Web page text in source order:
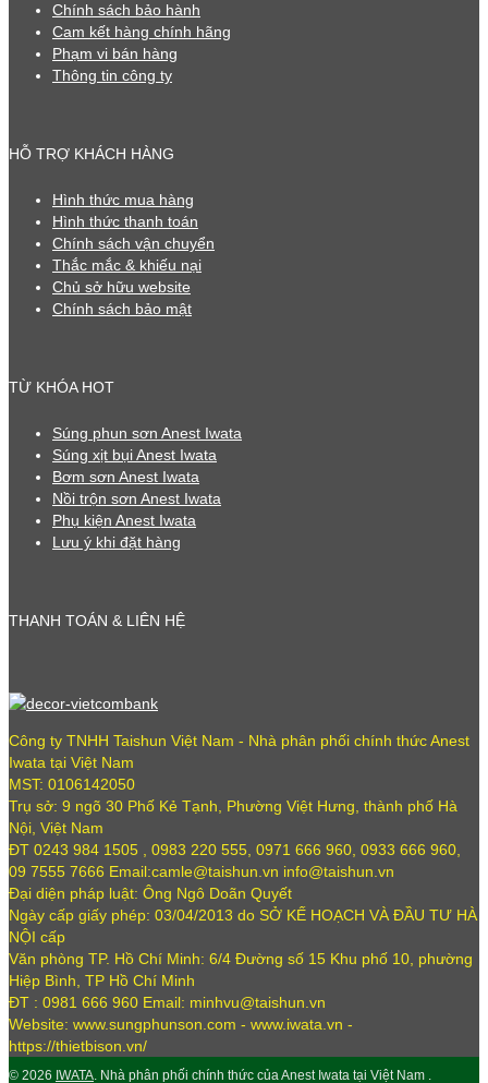
Chính sách bảo hành
Cam kết hàng chính hãng
Phạm vi bán hàng
Thông tin công ty
HỖ TRỢ KHÁCH HÀNG
Hình thức mua hàng
Hình thức thanh toán
Chính sách vận chuyển
Thắc mắc & khiếu nại
Chủ sở hữu website
Chính sách bảo mật
TỪ KHÓA HOT
Súng phun sơn Anest Iwata
Súng xịt bụi Anest Iwata
Bơm sơn Anest Iwata
Nồi trộn sơn Anest Iwata
Phụ kiện Anest Iwata
Lưu ý khi đặt hàng
THANH TOÁN & LIÊN HỆ
Công ty TNHH Taishun Việt Nam - Nhà phân phối chính thức Anest
Iwata tại Việt Nam
MST: 0106142050
Trụ sở: 9 ngõ 30 Phố Kẻ Tạnh, Phường Việt Hưng, thành phố Hà
Nội, Việt Nam
ĐT 0243 984 1505 , 0983 220 555, 0971 666 960, 0933 666 960,
09 7555 7666 Email:camle@taishun.vn info@taishun.vn
Đại diện pháp luật: Ông Ngô Doãn Quyết
Ngày cấp giấy phép: 03/04/2013 do SỞ KẾ HOẠCH VÀ ĐẦU TƯ HÀ
NỘI cấp
Văn phòng TP. Hồ Chí Minh: 6/4 Đường số 15 Khu phố 10, phường
Hiệp Bình, TP Hồ Chí Minh
ĐT : 0981 666 960 Email: minhvu@taishun.vn
Website: www.sungphunson.com - www.iwata.vn -
https://thietbison.vn/
© 2026 IWATA. Nhà phân phối chính thức của Anest Iwata tại Việt Nam .